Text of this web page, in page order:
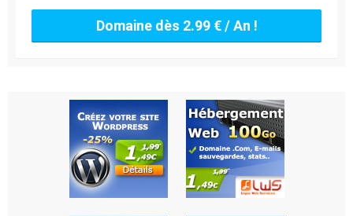
Domaine dès 2.99 € / An !